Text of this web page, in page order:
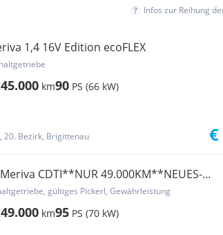
Infos zur Reihung
1,4 16V Edition ecoFLEX
45.000 km90 PS (66 kW)
20. Bezirk, Brigittenau
€
CDTI**NUR 49.000KM**NEUES-
10/2027*gültiges Pickerl, Gewährleistung
49.000 km95 PS (70 kW)